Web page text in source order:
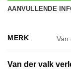
AANVULLENDE
MERK Van
Van der valk